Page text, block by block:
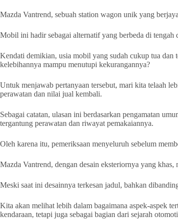
Mazda Vantrend, sebuah station wagon unik yang
Mobil ini hadir sebagai alternatif yang berbeda di tengah
Kendati demikian, usia mobil yang sudah cukup tua dan
kelebihannya mampu menutupi kekurangannya?
Untuk menjawab pertanyaan tersebut, mari kita telaah
perawatan dan nilai jual kembali.
Sebagai catatan, ulasan ini berdasarkan pengamatan
tergantung perawatan dan riwayat pemakaiannya.
Oleh karena itu, pemeriksaan menyeluruh sebelum
Mazda Vantrend, dengan desain eksteriornya yang
Meski saat ini desainnya terkesan jadul, bahkan
Kita akan melihat lebih dalam bagaimana aspek-aspek
kendaraan, tetapi juga sebagai bagian dari sejarah